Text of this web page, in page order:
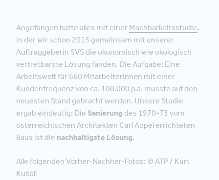
Angefangen hatte alles mit einer Machbarkeitsstudie,
in der wir schon 2015 gemeinsam mit unserer
Auftraggeberin SVS die ökonomisch wie ökologisch
vertretbarste Lösung fanden. Die Aufgabe: Eine
Arbeitswelt für 660 MitarbeiterInnen mit einer
Kundenfrequenz von ca. 100.000 p.a. musste auf den
neuesten Stand gebracht werden. Unsere Studie
ergab eindeutig: Die Sanierung des 1970-73 vom
österreichischen Architekten Carl Appel errichteten
Baus ist die nachhaltigste Lösung.
Alle folgenden Vorher-Nachher-Fotos: © ATP / Kurt
Kuball